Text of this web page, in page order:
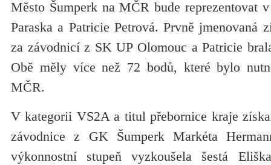
Město Šumperk na MČR bude reprezentovat
Paraska a Patricie Petrová. Prvně jmenovaná
za závodnicí z SK UP Olomouc a Patricie
Obě měly více než 72 bodů, které bylo
MČR.
V kategorii VS2A a titul přebornice kraje
závodnice z GK Šumperk Markéta
výkonnostní stupeň vyzkoušela šestá